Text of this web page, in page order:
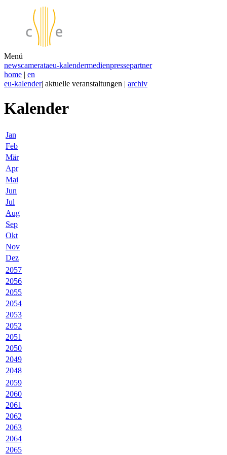
Menü
newscamerataeu-kalendermedienpressepartner
home | en
eu-kalender| aktuelle veranstaltungen | archiv
Kalender
Jan
Feb
Mär
Apr
Mai
Jun
Jul
Aug
Sep
Okt
Nov
Dez
2057
2056
2055
2054
2053
2052
2051
2050
2049
2048
2059
2060
2061
2062
2063
2064
2065